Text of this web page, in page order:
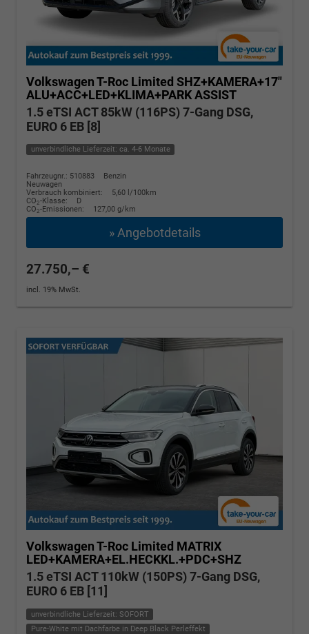
Volkswagen T-Roc Limited SHZ+KAMERA+17"
ALU+ACC+LED+KLIMA+PARK ASSIST
1.5 eTSI ACT 85kW (116PS) 7-Gang DSG,
EURO 6 EB [8]
unverbindliche Lieferzeit: ca. 4-6 Monate
Fahrzeugnr.: 510883
Benzin
Neuwagen
Verbrauch kombiniert:
5,60 l/100km
CO2-Klasse:
D
CO2-Emissionen: 127,00 g/km
» Angebotdetails
27.750,– €
incl. 19% MwSt.
Volkswagen T-Roc Limited MATRIX
LED+KAMERA+EL.HECKKL.+PDC+SHZ
1.5 eTSI ACT 110kW (150PS) 7-Gang DSG,
EURO 6 EB [11]
unverbindliche Lieferzeit: SOFORT
Pure-White mit Dachfarbe in Deep Black Perleffekt